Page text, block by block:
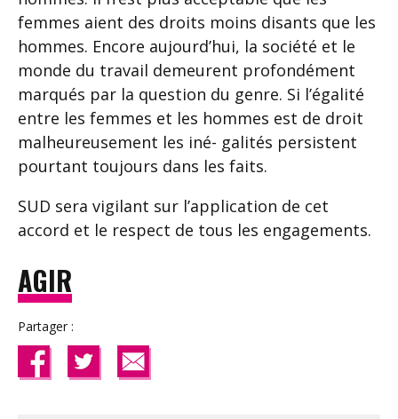
femmes aient des droits moins disants que les
hommes. Encore aujourd’hui, la société et le
monde du travail demeurent profondément
marqués par la question du genre. Si l’égalité
entre les femmes et les hommes est de droit
malheureusement les iné- galités persistent
pourtant toujours dans les faits.
SUD sera vigilant sur l’application de cet
accord et le respect de tous les engagements.
AGIR
Partager :